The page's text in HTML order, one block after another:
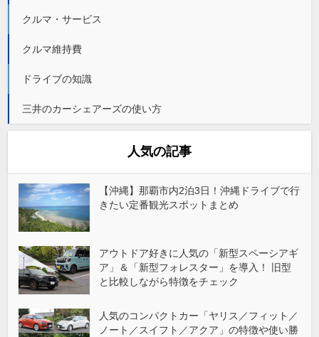
クルマ・サービス
クルマ維持費
ドライブの知識
三井のカーシェアーズの使い方
人気の記事
【沖縄】那覇市内2泊3日！沖縄ドライブで行
きたい定番観光スポットまとめ
アウトドア好きに人気の「新型スペーシアギ
ア」＆「新型フォレスター」を導入！ 旧型
と比較しながら特徴をチェック
人気のコンパクトカー「ヤリス／フィット／
ノート／スイフト／アクア」の特徴や使い勝